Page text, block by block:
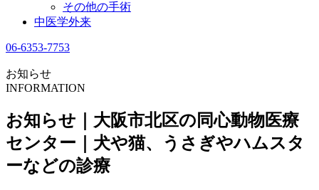
その他の手術
中医学外来
06-6353-7753
お知らせ
INFORMATION
お知らせ｜大阪市北区の同心動物医療
センター｜犬や猫、うさぎやハムスタ
ーなどの診療